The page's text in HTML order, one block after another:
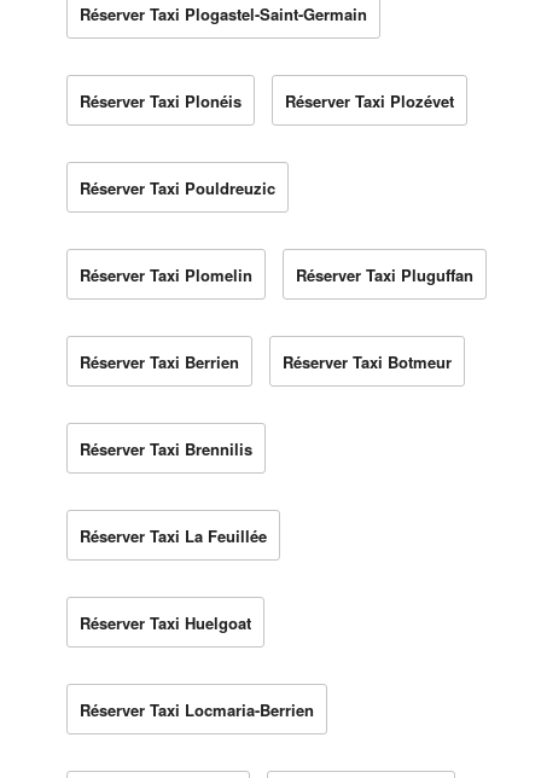
Réserver Taxi Plogastel-Saint-Germain
Réserver Taxi Plonéis Réserver Taxi Plozévet
Réserver Taxi Pouldreuzic
Réserver Taxi Plomelin Réserver Taxi Pluguffan
Réserver Taxi Berrien Réserver Taxi Botmeur
Réserver Taxi Brennilis
Réserver Taxi La Feuillée
Réserver Taxi Huelgoat
Réserver Taxi Locmaria-Berrien